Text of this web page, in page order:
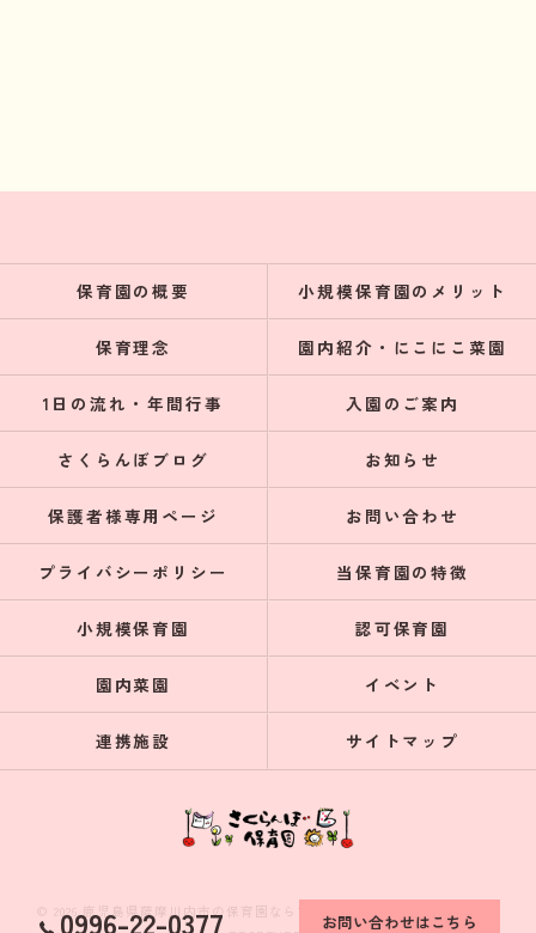
0996-22-0377 お問い合わせはこちら
保育園の概要 小規模保育園のメリット
保育理念 園内紹介・にこにこ菜園
1日の流れ・年間行事 入園のご案内
さくらんぼブログ お知らせ
保護者様専用ページ お問い合わせ
プライバシーポリシー 当保育園の特徴
小規模保育園 認可保育園
園内菜園 イベント
連携施設 サイトマップ
© 2026 鹿児島県薩摩川内市の保育園ならさくらんぼ保育園 ALL RIGHTS